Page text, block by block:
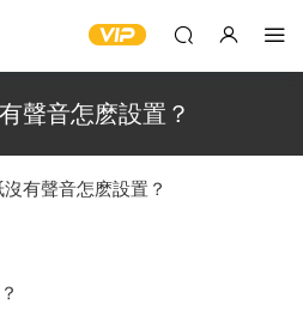
聲音怎麽設置？
有聲音怎麽設置？